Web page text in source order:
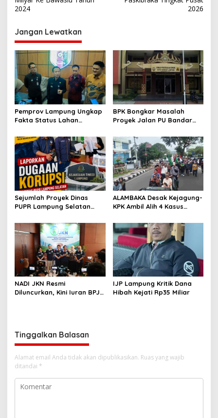
i
a
s
i
p
o
s
2024
2026
Jangan Lewatkan
Pemprov Lampung Ungkap
Fakta Status Lahan
BPK Bongkar Masalah
Proyek Jalan PU Bandar
Sejumlah Proyek Dinas
PUPR Lampung Selatan
Dilaporkan DPP KAMPUD Ke
KEJATI Lampung
ALAMBAKA Desak Kejagung-
KPK Ambil Alih 4 Kasus
NADI JKN Resmi
Diluncurkan, Kini Iuran BPJS
IJP Lampung Kritik Dana
Hibah Kejati Rp35 Miliar
Tinggalkan Balasan
Alamat email Anda tidak akan dipublikasikan. Ruas yang wajib
ditandai *